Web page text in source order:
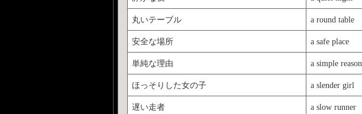
丸いテーブル a round table
安全な場所 a safe place
単純な理由 a simple reason
ほっそりした女の子 a slender girl
遅い走者 a slow runner